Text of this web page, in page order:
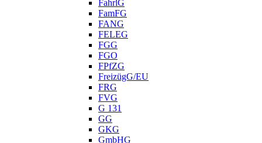
FahrlG
FamFG
FANG
FELEG
FGG
FGO
FPfZG
FreizügG/EU
FRG
FVG
G 131
GG
GKG
GmbHG